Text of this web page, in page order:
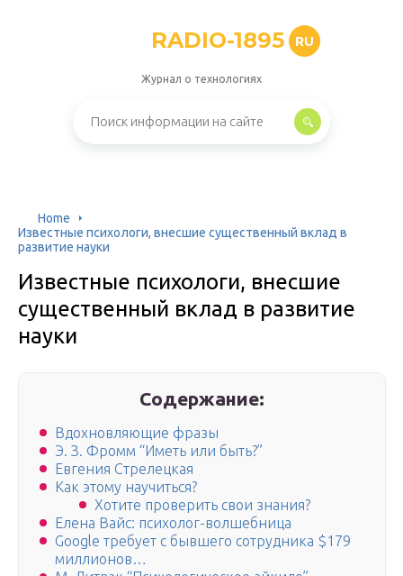
RADIO-1895 RU
Журнал о технологиях
Home
Известные психологи, внесшие существенный вклад в
развитие науки
Известные психологи, внесшие
существенный вклад в развитие
науки
Содержание:
Вдохновляющие фразы
Э. З. Фромм “Иметь или быть?”
Евгения Стрелецкая
Как этому научиться?
Хотите проверить свои знания?
Елена Вайс: психолог-волшебница
Google требует с бывшего сотрудника $179
миллионов…